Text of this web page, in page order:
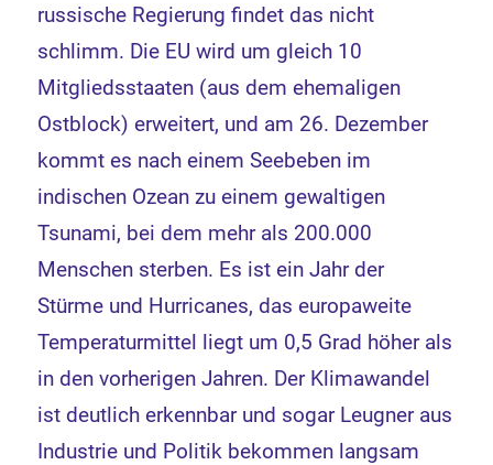
russische Regierung findet das nicht
schlimm. Die EU wird um gleich 10
Mitgliedsstaaten (aus dem ehemaligen
Ostblock) erweitert, und am 26. Dezember
kommt es nach einem Seebeben im
indischen Ozean zu einem gewaltigen
Tsunami, bei dem mehr als 200.000
Menschen sterben. Es ist ein Jahr der
Stürme und Hurricanes, das europaweite
Temperaturmittel liegt um 0,5 Grad höher als
in den vorherigen Jahren. Der Klimawandel
ist deutlich erkennbar und sogar Leugner aus
Industrie und Politik bekommen langsam